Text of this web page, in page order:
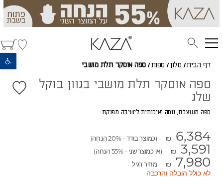
פתח סרגל נגישות
דף הבית/ סלון / ספות / ספה אוסקר תלת מושבי
ספה אוסקר תלת מושבי בגוון בוקל
שלג
ספה מעוצבת, נוחה ואיכותית לישיבה מפנקת
₪ 6,384 (כמוצר בודד - 20% הנחה)
₪ 3,591 (או כמוצר שני - 55% הנחה)
₪ 7,980 מחיר רגיל
לא כולל הובלה והרכבה